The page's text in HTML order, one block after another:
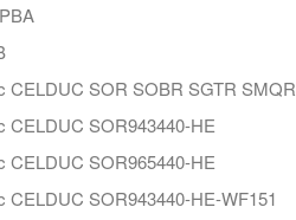
CELDUC SOR SOBR SGTR SMQR
CELDUC SOR943440-HE
CELDUC SOR965440-HE
CELDUC SOR943440-HE-WF151